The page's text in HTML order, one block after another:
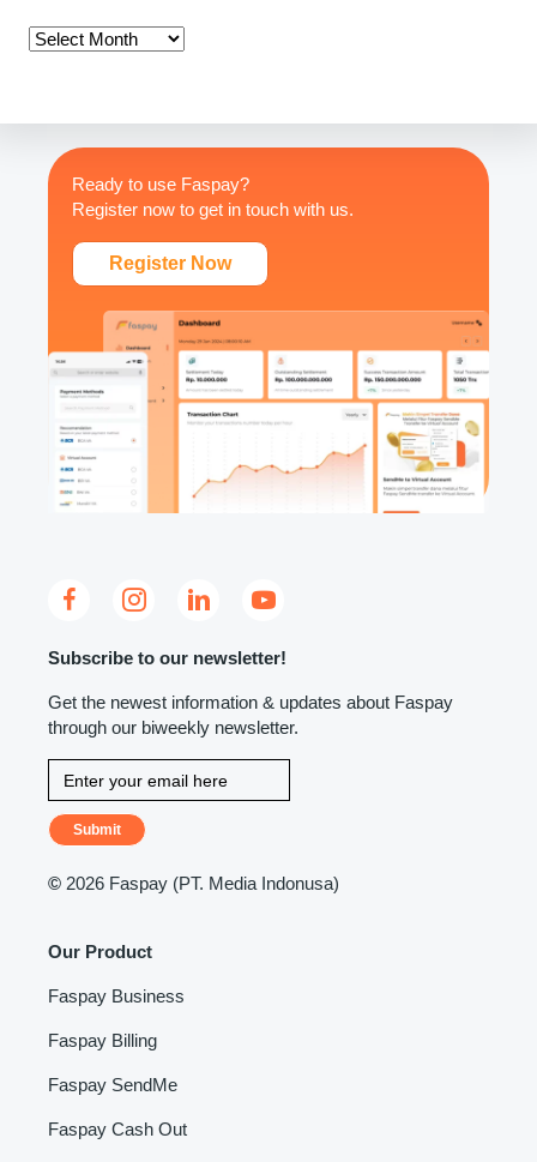
A
Ready to use Faspay?
Register now to get in touch with us.
Register Now
Subscribe to our newsletter!
Get the newest information & updates about Faspay
through our biweekly newsletter.
Submit
© 2026 Faspay (PT. Media Indonusa)
Our Product
Faspay Business
Faspay Billing
Faspay SendMe
Faspay Cash Out